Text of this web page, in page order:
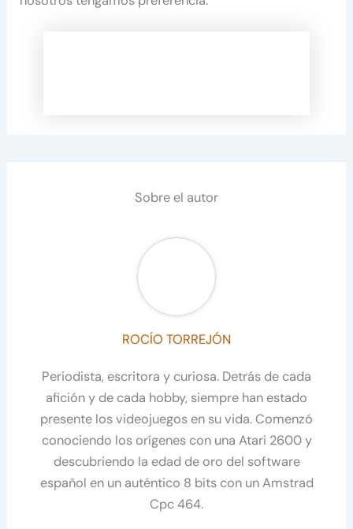
Sobre el autor
ROCÍO TORREJÓN
Periodista, escritora y curiosa. Detrás de cada
afición y de cada hobby, siempre han estado
presente los videojuegos en su vida. Comenzó
conociendo los orígenes con una Atari 2600 y
descubriendo la edad de oro del software
español en un auténtico 8 bits con un Amstrad
Cpc 464.